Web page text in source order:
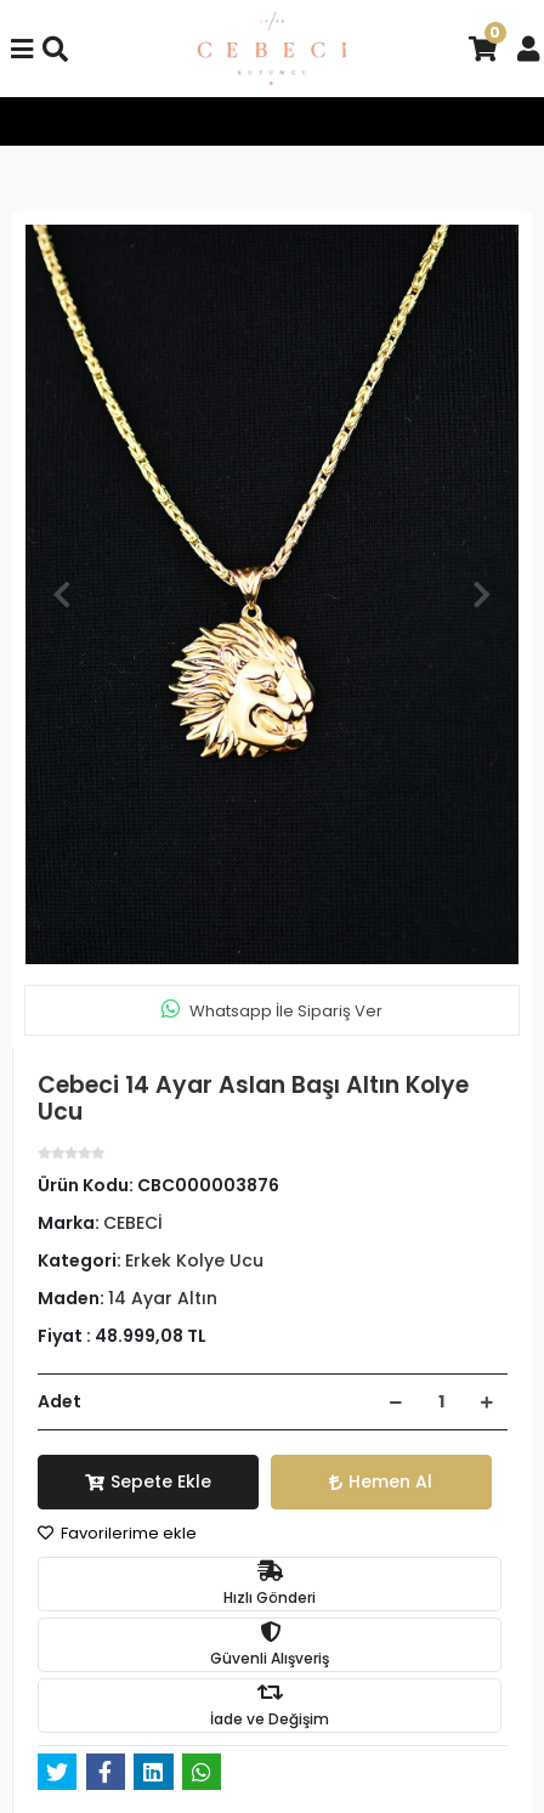
0
Whatsapp İle Sipariş Ver
Cebeci 14 Ayar Aslan Başı Altın Kolye
Ucu
Ürün Kodu: CBC000003876
Marka: CEBECİ
Kategori: Erkek Kolye Ucu
Maden: 14 Ayar Altın
Fiyat : 48.999,08 TL
Adet
Sepete Ekle Hemen Al
Favorilerime ekle
Hızlı Gönderi
Güvenli Alışveriş
İade ve Değişim